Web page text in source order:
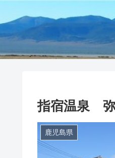
指宿温泉
鹿児島県